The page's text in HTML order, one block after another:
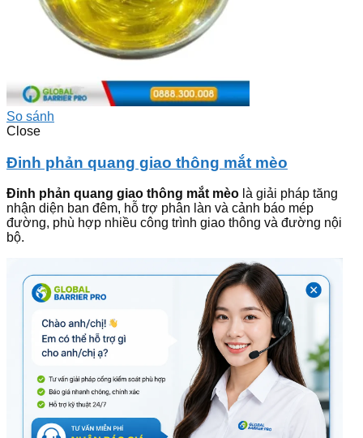
So sánh
Close
Đinh phản quang giao thông mắt mèo
Đinh phản quang giao thông mắt mèo là giải pháp tăng
nhận diện ban đêm, hỗ trợ phân làn và cảnh báo mép
đường, phù hợp nhiều công trình giao thông và đường nội
bộ.